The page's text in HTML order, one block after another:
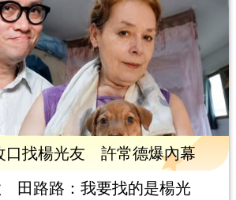
口找楊光友 許常德爆內幕
田路路：我要找的是楊光